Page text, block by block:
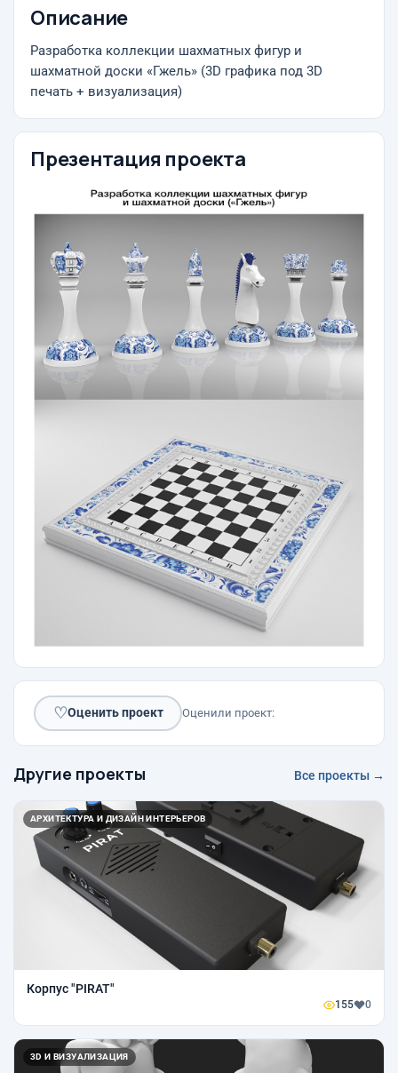
Описание
Разработка коллекции шахматных фигур и
шахматной доски «Гжель» (3D графика под 3D
печать + визуализация)
Презентация проекта
♡Оценить проект Оценили проект:
Другие проекты Все проекты →
АРХИТЕКТУРА И ДИЗАЙН ИНТЕРЬЕРОВ
Корпус "PIRAT"
155 0
3D И ВИЗУАЛИЗАЦИЯ